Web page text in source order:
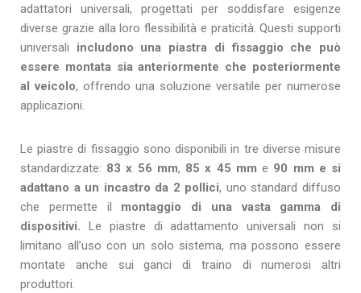
adattatori universali, progettati per soddisfare esigenze
diverse grazie alla loro flessibilità e praticità. Questi supporti
universali includono una piastra di fissaggio che può
essere montata sia anteriormente che posteriormente
al veicolo, offrendo una soluzione versatile per numerose
applicazioni.
Le piastre di fissaggio sono disponibili in tre diverse misure
standardizzate: 83 x 56 mm, 85 x 45 mm e 90 mm e si
adattano a un incastro da 2 pollici, uno standard diffuso
che permette il montaggio di una vasta gamma di
dispositivi. Le piastre di adattamento universali non si
limitano all’uso con un solo sistema, ma possono essere
montate anche sui ganci di traino di numerosi altri
produttori.